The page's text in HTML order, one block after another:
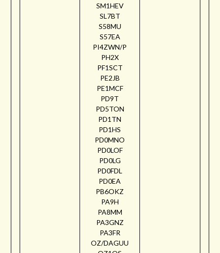
SM1HEV
SL7BT
S58MU
S57EA
PI4ZWN/P
PH2X
PF1SCT
PE2JB
PE1MCF
PD9T
PD5TON
PD1TN
PD1HS
PD0MNO
PD0LOF
PD0LG
PD0FDL
PD0EA
PB6OKZ
PA9H
PA8MM
PA3GNZ
PA3FR
OZ/DAGUU